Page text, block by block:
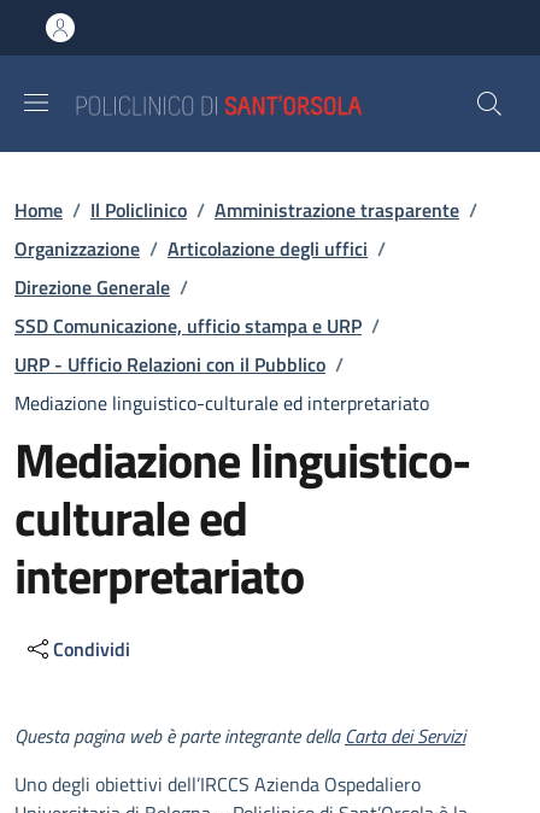
al contenuto principale
to footer content
Briciole di pane
Home / Il Policlinico / Amministrazione trasparente /
Organizzazione / Articolazione degli uffici /
Direzione Generale /
SSD Comunicazione, ufficio stampa e URP /
URP - Ufficio Relazioni con il Pubblico /
Mediazione linguistico-culturale ed interpretariato
Mediazione linguistico-
culturale ed
interpretariato
Condividi
Descrizione
Questa pagina web è parte integrante dellaCarta dei Servizi
Uno degli obiettivi dell’IRCCS Azienda Ospedaliero